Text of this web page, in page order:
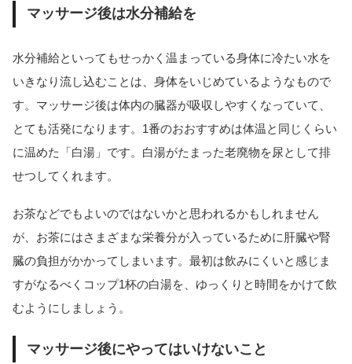
マッサージ後は水分補給を
水分補給といってもせっかく温まっている身体に冷たい水を
いきなり流し込むことは、身体をいじめているようなもので
す。マッサージ後は体内の臓器が吸収しやすくなっていて、
とても活発になります。1番のおおすすめは体温と同じくらい
に温めた「白湯」です。白湯がたまった老廃物を尿として排
せつしてくれます。
お茶などでもよいのではないかと思われるかもしれません
が、お茶にはさまざまな栄養分が入っているために肝臓や腎
臓の負担がかかってしまいます。最初は飲みにくいと感じま
すがなるべくコップ1杯の白湯を、ゆっくりと時間をかけて飲
むようにしましょう。
マッサージ後にやってはいけないこと